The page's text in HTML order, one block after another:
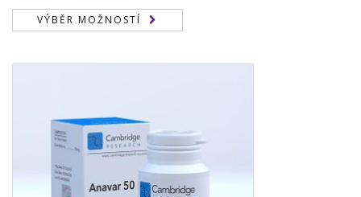
cen:
150,00 €
VÝBĚR MOŽNOSTÍ